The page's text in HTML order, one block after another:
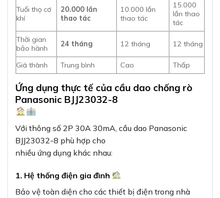
Tuổi thọ cơ
khí
20.000 lần
thao tác
10.000 lần
thao tác
15.000
lần thao
tác
Thời gian
bảo hành
24 tháng 12 tháng 12 tháng
Giá thành Trung bình Cao Thấp
Ứng dụng thực tế của cầu dao chống rò
Panasonic BJJ23032-8
Với thông số 2P 30A 30mA, cầu dao Panasonic
BJJ23032-8 phù hợp cho
nhiều ứng dụng khác nhau:
1. Hệ thống điện gia đình
Bảo vệ toàn diện cho các thiết bị điện trong nhà